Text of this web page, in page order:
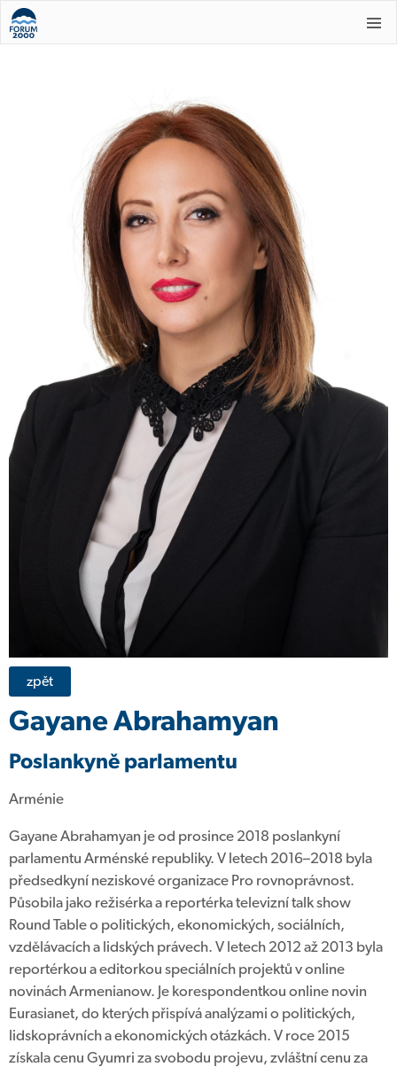
zpět
Gayane Abrahamyan
Poslankyně parlamentu
Arménie
Gayane Abrahamyan je od prosince 2018 poslankyní
parlamentu Arménské republiky. V letech 2016–2018 byla
předsedkyní neziskové organizace Pro rovnoprávnost.
Působila jako režisérka a reportérka televizní talk show
Round Table o politických, ekonomických, sociálních,
vzdělávacích a lidských právech. V letech 2012 až 2013 byla
reportérkou a editorkou speciálních projektů v online
novinách Armenianow. Je korespondentkou online novin
Eurasianet, do kterých přispívá analýzami o politických,
lidskoprávních a ekonomických otázkách. V roce 2015
získala cenu Gyumri za svobodu projevu, zvláštní cenu za